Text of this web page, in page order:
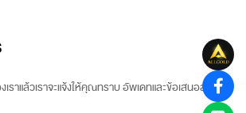
ราแล้วเราจะแจ้งให้คุณทราบ อัพเดทและข้อเสนอล่าสุด